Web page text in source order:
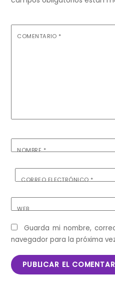
COMENTARIO *
NOMBRE*
CORREO ELECTRÓNICO*
WEB
Guarda mi nombre,
navegador para la próxima